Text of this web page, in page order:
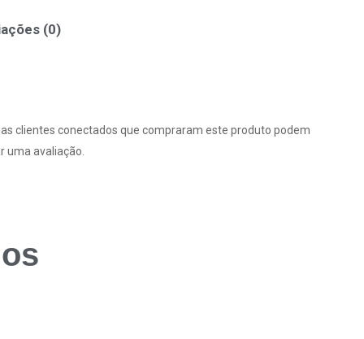
(0)
clientes conectados que compraram este produto podem
uma avaliação.